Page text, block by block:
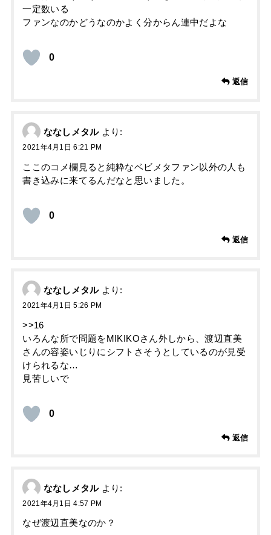
一定数いる
ファンなのかどうなのかよく分からん連中だよな
0
返信
ななしメタル より:
2021年4月1日 6:21 PM
ここのコメ欄見ると純粋なベビメタファン以外の人も
書き込みに来てるんだなと思いました。
0
返信
ななしメタル より:
2021年4月1日 5:26 PM
>>16
いろんな所で問題をMIKIKOさん外しから、渡辺直美
さんの容姿いじりにシフトさそうとしているのが見受
けられるな…
見苦しいで
0
返信
ななしメタル より:
2021年4月1日 4:57 PM
なぜ渡辺直美なのか？